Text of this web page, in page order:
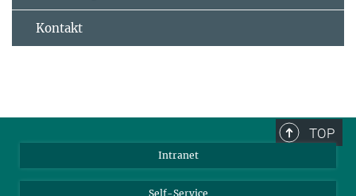
Kontakt
TOP
Intranet
Self-Service